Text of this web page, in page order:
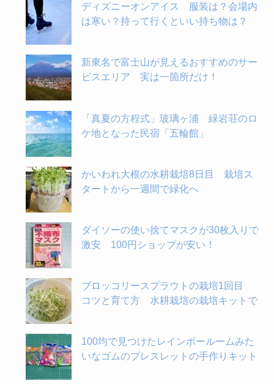
ディズニーオンアイス 服装は？会場内
は寒い？持って行くといい持ち物は？
新東名で富士山が見えるおすすめのサー
ビスエリア 実は一箇所だけ！
「真夏の方程式」玻璃ヶ浦 緑岩荘のロ
ケ地となった民宿「五輪館」
かいわれ大根の水耕栽培8日目 栽培ス
タートから一週間で緑化へ
ダイソーの使い捨てマスクが30枚入りで
激安 100円ショップが安い！
ブロッコリースプラウトの栽培1回目
コツと育て方 水耕栽培の栽培キットで
100均で見つけたレインボールームみた
いなゴムのブレスレットの手作りキット